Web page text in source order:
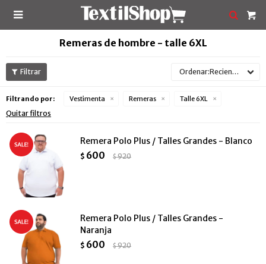

Remeras de hombre - talle 6XL
Recientes
Filtrando por: Vestimenta Remeras Talle 6XL
Quitar filtros
Remera Polo Plus / Talles Grandes - Blanco
$ 600 $920
Remera Polo Plus / Talles Grandes -
Naranja
$ 600 $920